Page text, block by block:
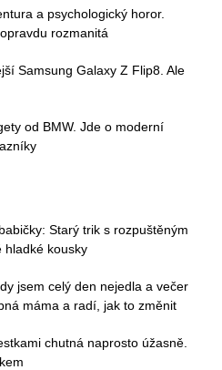
a psychologický horor.
rozmanitá
Samsung Galaxy Z Flip8. Ale
od BMW. Jde o moderní
Starý trik s rozpuštěným
hladké kousky
jsem celý den nejedla a večer
máma a radí, jak to změnit
chutná naprosto úžasně.